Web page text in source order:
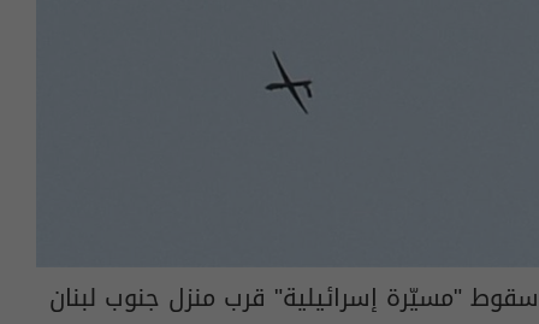
سقوط "مسيّرة إسرائيلية" قرب منزل جنوب لبنان